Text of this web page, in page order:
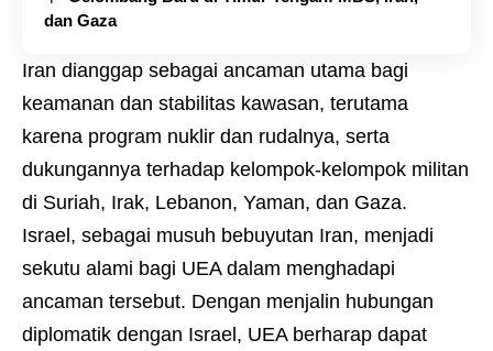
dan Gaza
Iran dianggap sebagai ancaman utama bagi
keamanan dan stabilitas kawasan, terutama
karena program nuklir dan rudalnya, serta
dukungannya terhadap kelompok-kelompok militan
di Suriah, Irak, Lebanon, Yaman, dan Gaza.
Israel, sebagai musuh bebuyutan Iran, menjadi
sekutu alami bagi UEA dalam menghadapi
ancaman tersebut. Dengan menjalin hubungan
diplomatik dengan Israel, UEA berharap dapat